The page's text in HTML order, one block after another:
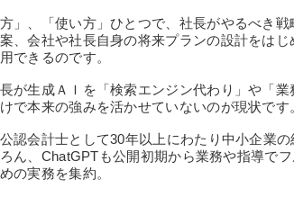
」、「使い方」ひとつで、社長がやるべき戦
、会社や社長自身の将来プランの設計をは
できるのです。
が生成ＡＩを「検索エンジン代わり」や「業
で本来の強みを活かせていないのが現状です
認会計士として30年以上にわたり中小企業
ん、ChatGPTも公開初期から業務や指導で
の実務を集約。